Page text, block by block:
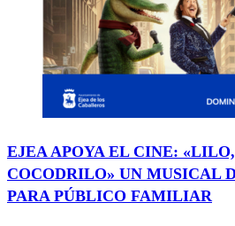
EJEA APOYA EL CINE:
COCODRILO» UN MUSICAL
PARA PÚBLICO FAMILIAR